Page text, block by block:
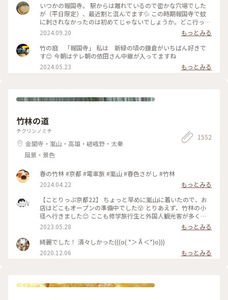
いつかの報国寺。 駅からは離れているので密かな穴場でした
が（平日限定）、最近割と混んでます💦 この時期報国寺で蚊
に刺されなかったのは初めてじゃないでしょうか。どこ行っ
た〜🦟 #ことりっぷ旅2024 #鎌倉
2024.09.20
もっとみる
竹の庭 「報国寺」 私は 新緑の頃の鎌倉がいちばん好きで
す😊 今朝はテレ朝の依田さん中継が入ってますね
2024.05.23
もっとみる
竹林の道
チクリンノミチ
金閣寺・嵐山・高雄・嵯峨野・太秦
風景・景色
1552
春の竹林 #京都 #電車旅 #嵐山 #春色さがし #竹林
2024.04.22
もっとみる
【ことりっぷ京都22】 ちょっと早めに嵐山に着いたので、お
店はどこもオープンの準備中でした😵 とりあえず、竹林の小
径へ行きました😊 ここも修学旅行生と外国人観光客が多く、
特に中国系の方の声が竹林の中に響いていました🤫 竹林の小
径には人力車専用の道が整備されており、外国人観光客を乗せ
た人力車に出会いました😄 #私のことりっぷ旅 #京都 #竹林の
小径 #人力車 令和５年５月21日撮影
2023.05.28
もっとみる
綺麗でした！ 清々しかった(((o( *＞Å＜*)o)))
2020.12.06
もっとみる